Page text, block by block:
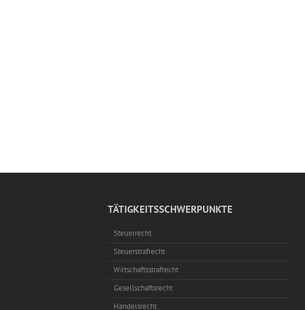
TÄTIGKEITSSCHWERPUNKTE
Steuerrecht
Steuerstrafrecht
Wirtschaftsstrafrecht
Gesellschaftsrecht
Handelsrecht